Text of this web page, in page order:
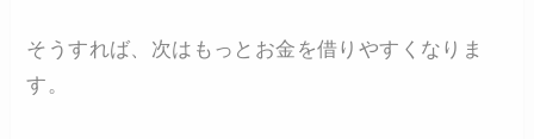
そうすれば、次はもっとお金を借りやすくなりま
す。